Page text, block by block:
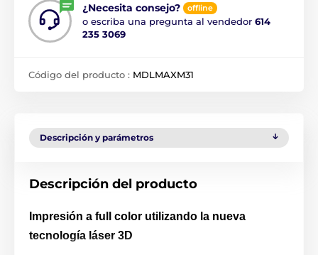
¿Necesita consejo? offline
o escriba una pregunta al vendedor 614
235 3069
Código del producto : MDLMAXM31
Descripción y parámetros
Descripción del producto
Impresión a full color utilizando la nueva
tecnología láser 3D